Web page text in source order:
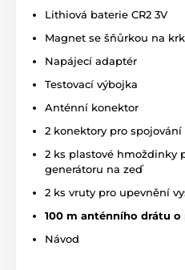
délka 15,2 cm.
výšku 6,4 cm a
váha je60 gramů (včetně
výslovného upozornění.
ilustrativní charakter.
Produkt je zařazen v
Elektronické ohradníky
Pro střední psy
Lithiová baterie CR2 3V
Magnet se šňůrkou na krk
Napájecí adaptér
Testovací výbojka
Anténní konektor
2 konektory pro spojování
2 ks plastové hmoždinky
generátoru na zeď
2 ks vruty pro upevnění
100 m anténního drátu o
Návod